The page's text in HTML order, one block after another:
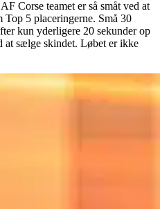
Corse teamet er så småt ved at
5 placeringerne. Små 30
kun yderligere 20 sekunder op
at sælge skindet. Løbet er ikke